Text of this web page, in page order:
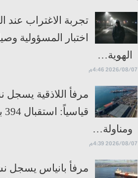
تجربة الاغتراب عند
اختبار المسؤولية
الهوية…
2026/08/07 4:46م
مرفأ اللاذقية يسجل
ومناولة…
2026/08/07 4:39م
مرفأ بانياس يسجل